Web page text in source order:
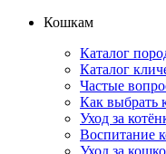
Кошкам
Каталог
Каталог
Частые
Как выбрать
Уход за
Воспитание
Уход за